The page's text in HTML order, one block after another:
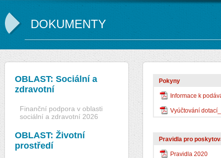
DOKUMENTY
OBLAST: Sociální a
zdravotní
Finanční podpora v oblasti
sociální a zdravotní 2026
OBLAST: Životní
prostředí
Pokyny
Informace k
Vyúčtování
Pravidla pro
Pravidla 2020